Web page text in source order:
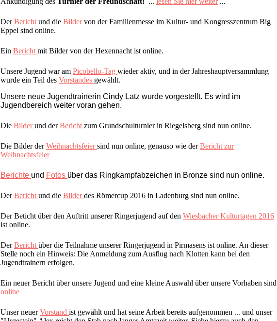
DerBericht und die Bildervon der Familienmesse im Kultur- und Kongresszentrum Big
Eppel sind online.
Ein Bericht mit Bilder von der Hexennacht ist online.
Unsere Jugend war am Picobello-Tag wieder aktiv, und in der Jahreshauptversammlung
wurde ein Teil des Vorstandes gewählt.
Unsere neue Jugendtrainerin Cindy Latz wurde vorgestellt. Es wird im
Jugendbereich weiter voran gehen.
Die Bilderund derBericht zum Grundschulturnier in Riegelsberg sind nun online.
Die Bilder derWeihnachtsfeiersind nun online, genauso wie derBericht zur
Weihnachtsfeier
Berichte und Fotos über das Ringkampfabzeichen in Bronze sind nun online.
DerBericht und die Bilderdes Römercup 2016 in Ladenburg sind nun online.
Der Beticht über den Auftritt unserer Ringerjugend auf den Wiesbacher Kulturtagen 2016
ist online.
DerBericht über die Teilnahme unserer Ringerjugend in Pirmasens ist online. An dieser
Stelle noch ein Hinweis: Die Anmeldung zum Ausflug nach Klotten kann bei den
Jugendtrainern erfolgen.
Ein neuer Bericht über unsere Jugend und eine kleine Auswahl über unsere Vorhaben sind
online
Unser neuerVorstand ist gewählt und hat seine Arbeit bereits aufgenommen ... und unser